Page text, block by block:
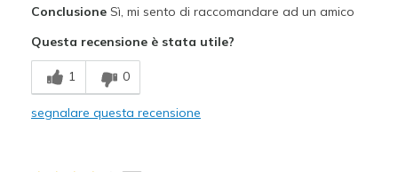
Stylish
Migliori Utilizzi:
Casual Wear
ConclusioneSì, mi sento di raccomandare ad un amico
Questa recensione è stata utile?
1 0
segnalare questa recensione